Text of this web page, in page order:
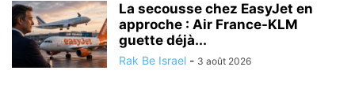
La secousse chez EasyJet en
approche : Air France-KLM
guette déjà...
Rak Be Israel - 3 août 2026